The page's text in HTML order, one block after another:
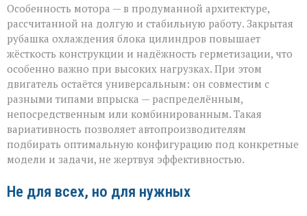
Особенность мотора — в продуманной архитектуре,
рассчитанной на долгую и стабильную работу. Закрытая
рубашка охлаждения блока цилиндров повышает
жёсткость конструкции и надёжность герметизации, что
особенно важно при высоких нагрузках. При этом
двигатель остаётся универсальным: он совместим с
разными типами впрыска — распределённым,
непосредственным или комбинированным. Такая
вариативность позволяет автопроизводителям
подбирать оптимальную конфигурацию под конкретные
модели и задачи, не жертвуя эффективностью.
Не для всех, но для нужных